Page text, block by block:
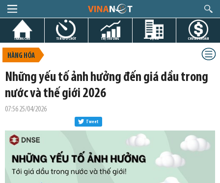
TRANG CHỦ TIN GIỜ CHÓT THỊ TRƯỜNG DỰ ÁN CHỨNG KHOÁN
HÀNG HÓA
Những yếu tố ảnh hưởng đến giá dầu trong
nước và thế giới 2026
07:56 25/04/2026
Tweet